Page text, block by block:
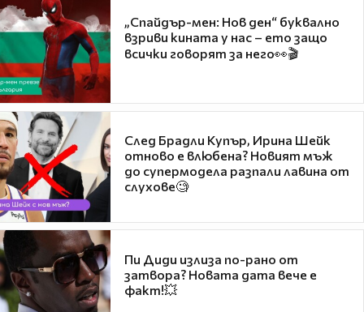
„Спайдър-мен: Нов ден“ буквално
взриви кината у нас – ето защо
всички говорят за него👀🎬
След Брадли Купър, Ирина Шейк
отново е влюбена? Новият мъж
до супермодела разпали лавина от
слухове🧐
Пи Диди излиза по-рано от
затвора? Новата дата вече е
факт!💥